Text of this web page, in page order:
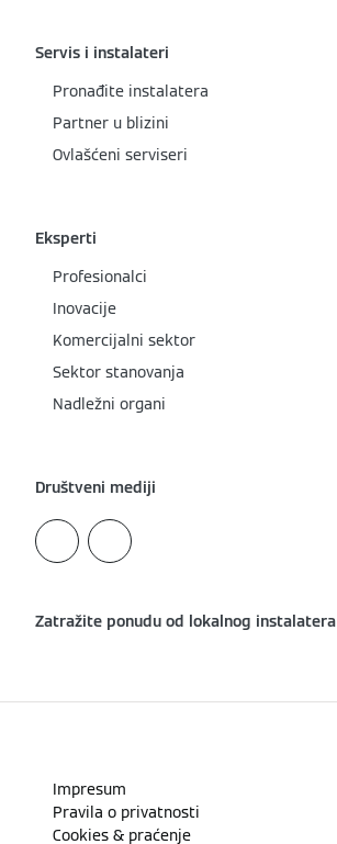
Servis i instalateri
Pronađite instalatera
Partner u blizini
Ovlašćeni serviseri
Eksperti
Profesionalci
Inovacije
Komercijalni sektor
Sektor stanovanja
Nadležni organi
Društveni mediji
Zatražite ponudu od lokalnog instalatera
Impresum
Pravila o privatnosti
Cookies & praćenje